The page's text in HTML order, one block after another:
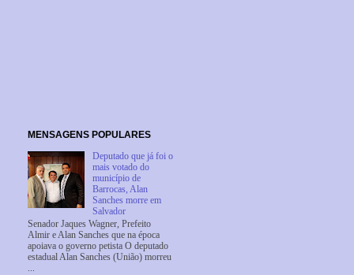
MENSAGENS POPULARES
Deputado que já foi o
mais votado do
município de
Barrocas, Alan
Sanches morre em
Salvador
Senador Jaques Wagner, Prefeito
Almir e Alan Sanches que na época
apoiava o governo petista O deputado
estadual Alan Sanches (União) morreu
...